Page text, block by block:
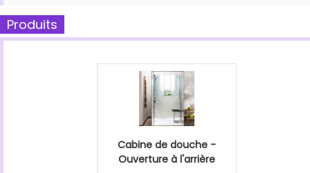
Produits
Cabine de douche -
Ouverture à l'arrière